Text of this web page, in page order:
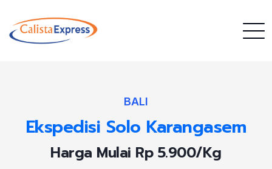
BALI
Ekspedisi Solo Karangasem
Harga Mulai Rp 5.900/Kg